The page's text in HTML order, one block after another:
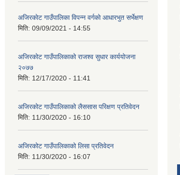
अजिरकाेट गाउँपालिका विपन्न वर्गकाे आधारभुत सर्भेक्षण
मिति: 09/09/2021 - 14:55
अजिरकोट गाउँपालिकाको राजश्व सुधार कार्ययोजना
२०७७
मिति: 12/17/2020 - 11:41
अजिरकोट गाउँपालिकाको लैससास परिक्षण प्रतिवेदन
मिति: 11/30/2020 - 16:10
अजिरकोट गाउँपालिकाको लिसा प्रतिवेदन
मिति: 11/30/2020 - 16:07